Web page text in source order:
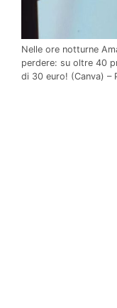
Nelle ore notturne
perdere: su oltre 40
di 30 euro! (Canva) –